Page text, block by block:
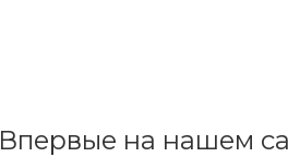
Впервые на нашем